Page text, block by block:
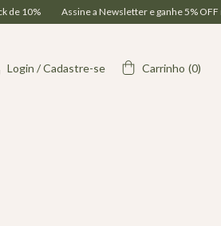
Assine a Newsletter e ganhe 5% OFF na sua
Login /Cadastre-se Carrinho (0)